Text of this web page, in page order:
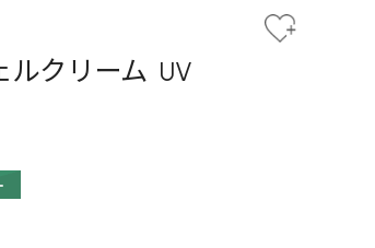
ルクリーム UV